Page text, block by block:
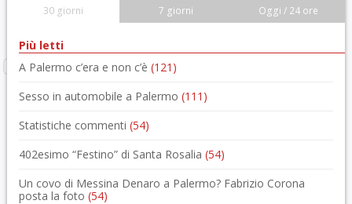
30 giorni 7 giorni Oggi / 24 ore
Più letti
A Palermo c’era e non c’è (121)
Sesso in automobile a Palermo (111)
Statistiche commenti (54)
402esimo “Festino” di Santa Rosalia (54)
Un covo di Messina Denaro a Palermo? Fabrizio Corona
posta la foto (54)